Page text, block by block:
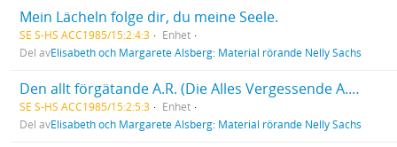
Mein Lächeln folge dir, du meine Seele.
SE S-HS ACC1985/15:2:4:3
Enhet
Del avElisabeth och Margarete Alsberg: Material rörande Nelly Sachs
Den allt förgätande A.R. (Die Alles Vergessende A.R.).
SE S-HS ACC1985/15:2:5:3
Enhet
Del avElisabeth och Margarete Alsberg: Material rörande Nelly Sachs